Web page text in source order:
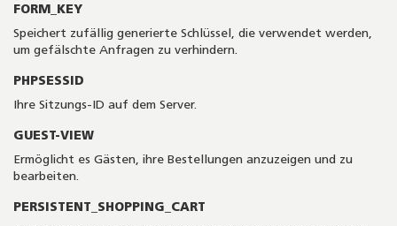
FORM_KEY
Speichert zufällig generierte Schlüssel, die verwendet werden,
um gefälschte Anfragen zu verhindern.
PHPSESSID
Ihre Sitzungs-ID auf dem Server.
GUEST-VIEW
Ermöglicht es Gästen, ihre Bestellungen anzuzeigen und zu
bearbeiten.
PERSISTENT_SHOPPING_CART